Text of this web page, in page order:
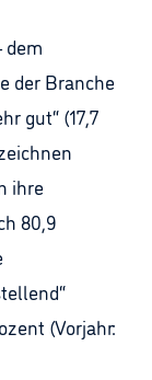
dem
der Branche
gut“ (17,7
ihre
80,9
(Vorjahr: